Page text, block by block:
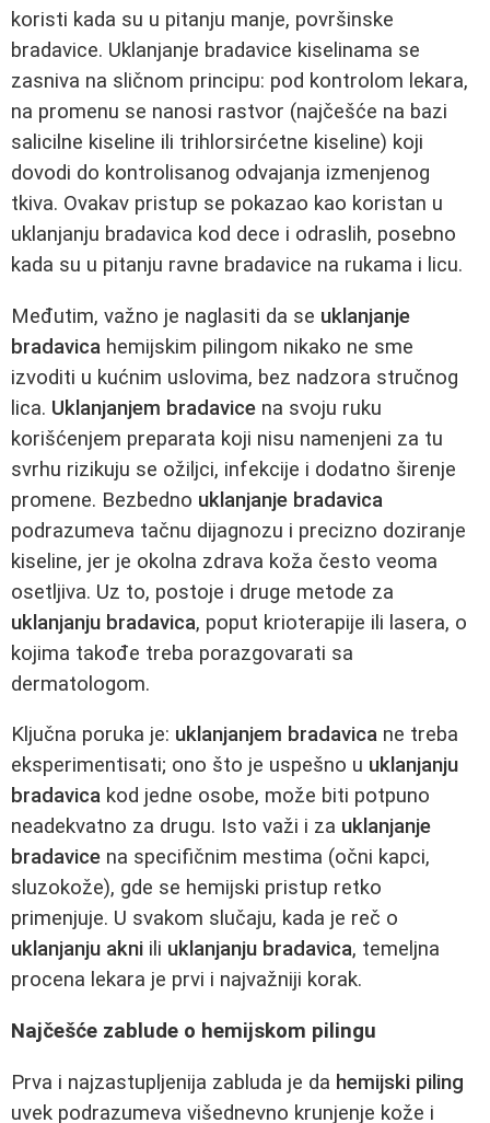
koristi kada su u pitanju manje, površinske
bradavice. Uklanjanje bradavice kiselinama se
zasniva na sličnom principu: pod kontrolom lekara,
na promenu se nanosi rastvor (najčešće na bazi
salicilne kiseline ili trihlorsirćetne kiseline) koji
dovodi do kontrolisanog odvajanja izmenjenog
tkiva. Ovakav pristup se pokazao kao koristan u
uklanjanju bradavica kod dece i odraslih, posebno
kada su u pitanju ravne bradavice na rukama i licu.
Međutim, važno je naglasiti da se uklanjanje
bradavica hemijskim pilingom nikako ne sme
izvoditi u kućnim uslovima, bez nadzora stručnog
lica. Uklanjanjem bradavice na svoju ruku
korišćenjem preparata koji nisu namenjeni za tu
svrhu rizikuju se ožiljci, infekcije i dodatno širenje
promene. Bezbedno uklanjanje bradavica
podrazumeva tačnu dijagnozu i precizno doziranje
kiseline, jer je okolna zdrava koža često veoma
osetljiva. Uz to, postoje i druge metode za
uklanjanju bradavica, poput krioterapije ili lasera, o
kojima takođe treba porazgovarati sa
dermatologom.
Ključna poruka je: uklanjanjem bradavica ne treba
eksperimentisati; ono što je uspešno u uklanjanju
bradavica kod jedne osobe, može biti potpuno
neadekvatno za drugu. Isto važi i za uklanjanje
bradavice na specifičnim mestima (očni kapci,
sluzokože), gde se hemijski pristup retko
primenjuje. U svakom slučaju, kada je reč o
uklanjanju akni ili uklanjanju bradavica, temeljna
procena lekara je prvi i najvažniji korak.
Najčešće zablude o hemijskom pilingu
Prva i najzastupljenija zabluda je da hemijski piling
uvek podrazumeva višednevno krunjenje kože i